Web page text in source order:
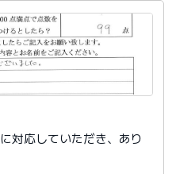
対応していただき、あり